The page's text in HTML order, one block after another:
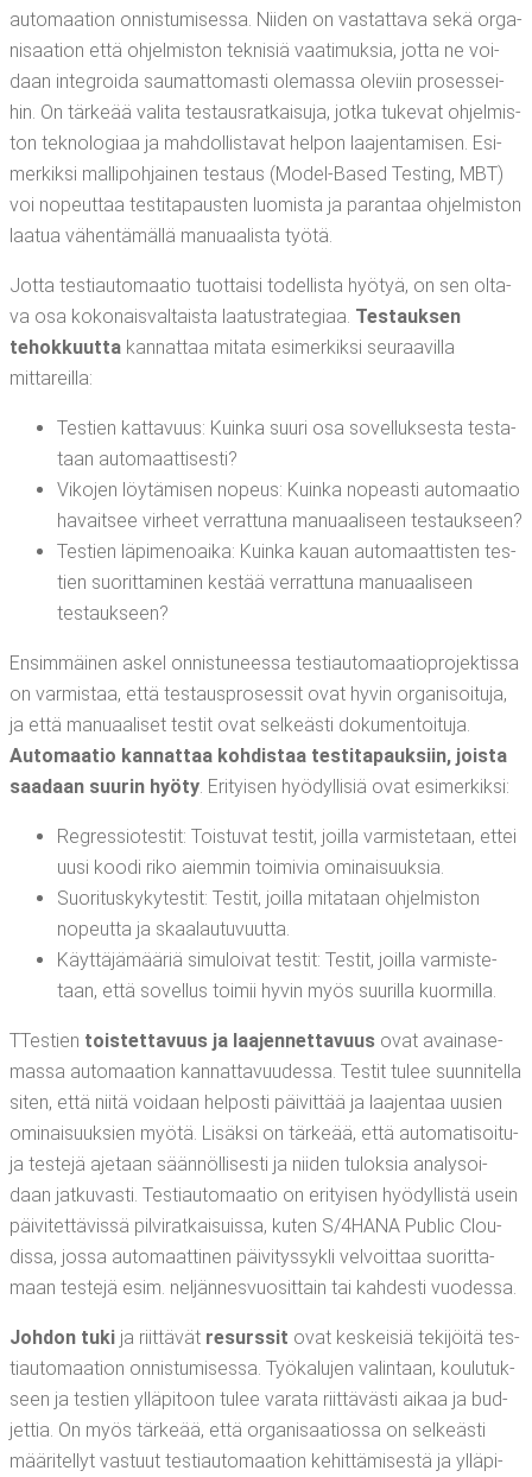
au­to­maa­tion onnis­tu­mi­ses­sa. Nii­den on vas­tat­ta­va sekä orga­
ni­saa­tion että ohjel­mis­ton tek­ni­siä vaa­ti­muk­sia, jot­ta ne voi­
daan integroi­da sau­mat­to­mas­ti ole­mas­sa ole­viin pro­ses­sei­
hin. On tär­ke­ää vali­ta tes­taus­rat­kai­su­ja, jot­ka tuke­vat ohjel­mis­
ton tek­no­lo­gi­aa ja mah­dol­lis­ta­vat hel­pon laa­jen­ta­mi­sen. Esi­
mer­kik­si mal­li­poh­jai­nen tes­taus (Model-Based Tes­ting, MBT)
voi nopeut­taa tes­ti­ta­paus­ten luo­mis­ta ja paran­taa ohjel­mis­ton
laa­tua vähen­tä­mäl­lä manu­aa­lis­ta työtä.
Jot­ta tes­ti­au­to­maa­tio tuot­tai­si todel­lis­ta hyö­tyä, on sen olta­
va osa koko­nais­val­tais­ta laa­tustra­te­gi­aa. Tes­tauk­sen
tehok­kuut­ta kan­nat­taa mita­ta esi­mer­kik­si seu­raa­vil­la
mittareilla:
Tes­tien kat­ta­vuus: Kuin­ka suu­ri osa sovel­luk­ses­ta tes­ta­
taan automaattisesti?
Viko­jen löy­tä­mi­sen nopeus: Kuin­ka nopeas­ti auto­maa­tio
havait­see vir­heet ver­rat­tu­na manu­aa­li­seen testaukseen?
Tes­tien läpi­me­noai­ka: Kuin­ka kau­an auto­maat­tis­ten tes­
tien suo­rit­ta­mi­nen kes­tää ver­rat­tu­na manu­aa­li­seen
testaukseen?
Ensim­mäi­nen askel onnis­tu­nees­sa tes­ti­au­to­maa­tio­pro­jek­tis­sa
on var­mis­taa, että tes­taus­pro­ses­sit ovat hyvin orga­ni­soi­tu­ja,
ja että manu­aa­li­set tes­tit ovat sel­keäs­ti doku­men­toi­tu­ja.
Auto­maa­tio kan­nat­taa koh­dis­taa tes­ti­ta­pauk­siin, jois­ta
saa­daan suu­rin hyö­ty. Eri­tyi­sen hyö­dyl­li­siä ovat esimerkiksi:
Regres­sio­tes­tit: Tois­tu­vat tes­tit, joil­la var­mis­te­taan, ettei
uusi koo­di riko aiem­min toi­mi­via ominaisuuksia.
Suo­ri­tus­ky­ky­tes­tit: Tes­tit, joil­la mita­taan ohjel­mis­ton
nopeut­ta ja skaalautuvuutta.
Käyt­tä­jä­mää­riä simu­loi­vat tes­tit: Tes­tit, joil­la var­mis­te­
taan, että sovel­lus toi­mii hyvin myös suu­ril­la kuormilla.
TTes­tien tois­tet­ta­vuus ja laa­jen­net­ta­vuus ovat avai­na­se­
mas­sa auto­maa­tion kan­nat­ta­vuu­des­sa. Tes­tit tulee suun­ni­tel­la
siten, että nii­tä voi­daan hel­pos­ti päi­vit­tää ja laa­jen­taa uusien
omi­nai­suuk­sien myö­tä. Lisäk­si on tär­ke­ää, että auto­ma­ti­soi­tu­
ja tes­te­jä aje­taan sään­nöl­li­ses­ti ja nii­den tulok­sia ana­ly­soi­
daan jat­ku­vas­ti. Tes­ti­au­to­maa­tio on eri­tyi­sen hyö­dyl­lis­tä usein
päi­vi­tet­tä­vis­sä pil­vi­rat­kai­suis­sa, kuten S/4HANA Public Clou­
dis­sa, jos­sa auto­maat­ti­nen päi­vi­tys­sykli vel­voit­taa suo­rit­ta­
maan tes­te­jä esim. nel­jän­nes­vuo­sit­tain tai kah­des­ti vuodessa.
Joh­don tuki ja riit­tä­vät resurs­sit ovat kes­kei­siä teki­jöi­tä tes­
ti­au­to­maa­tion onnis­tu­mi­ses­sa. Työ­ka­lu­jen valin­taan, kou­lu­tuk­
seen ja tes­tien yllä­pi­toon tulee vara­ta riit­tä­väs­ti aikaa ja bud­
jet­tia. On myös tär­ke­ää, että orga­ni­saa­tios­sa on sel­keäs­ti
mää­ri­tel­lyt vas­tuut tes­ti­au­to­maa­tion kehit­tä­mi­ses­tä ja yllä­pi­